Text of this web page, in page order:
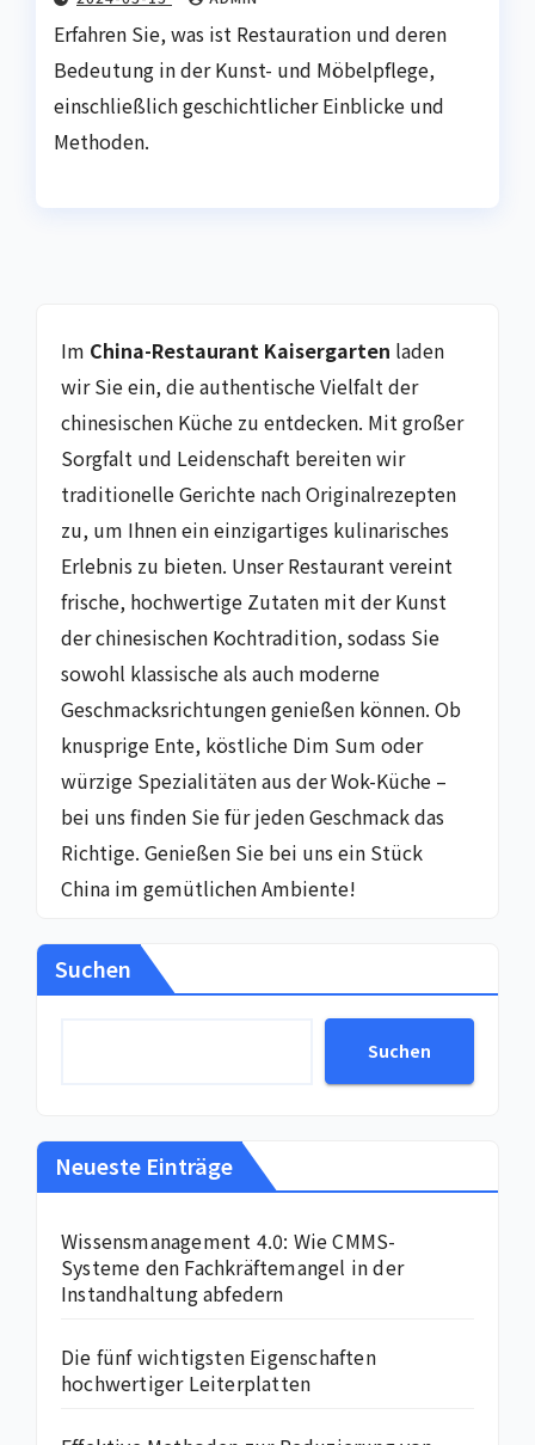
Erfahren Sie, was ist Restauration und deren
Bedeutung in der Kunst- und Möbelpflege,
einschließlich geschichtlicher Einblicke und
Methoden.
Im China-Restaurant Kaisergarten laden
wir Sie ein, die authentische Vielfalt der
chinesischen Küche zu entdecken. Mit großer
Sorgfalt und Leidenschaft bereiten wir
traditionelle Gerichte nach Originalrezepten
zu, um Ihnen ein einzigartiges kulinarisches
Erlebnis zu bieten. Unser Restaurant vereint
frische, hochwertige Zutaten mit der Kunst
der chinesischen Kochtradition, sodass Sie
sowohl klassische als auch moderne
Geschmacksrichtungen genießen können. Ob
knusprige Ente, köstliche Dim Sum oder
würzige Spezialitäten aus der Wok-Küche –
bei uns finden Sie für jeden Geschmack das
Richtige. Genießen Sie bei uns ein Stück
China im gemütlichen Ambiente!
Suchen
Suchen
Neueste Einträge
Wissensmanagement 4.0: Wie CMMS-
Systeme den Fachkräftemangel in der
Instandhaltung abfedern
Die fünf wichtigsten Eigenschaften
hochwertiger Leiterplatten